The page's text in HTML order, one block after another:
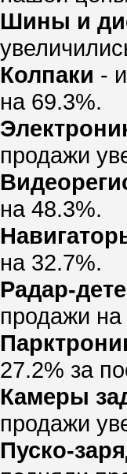
Шины и
Колпаки -
на 69.3%.
продажи
на 48.3%.
на 32.7%.
Радар-
продажи на
27.2% за
Камеры
продажи
Пуско-